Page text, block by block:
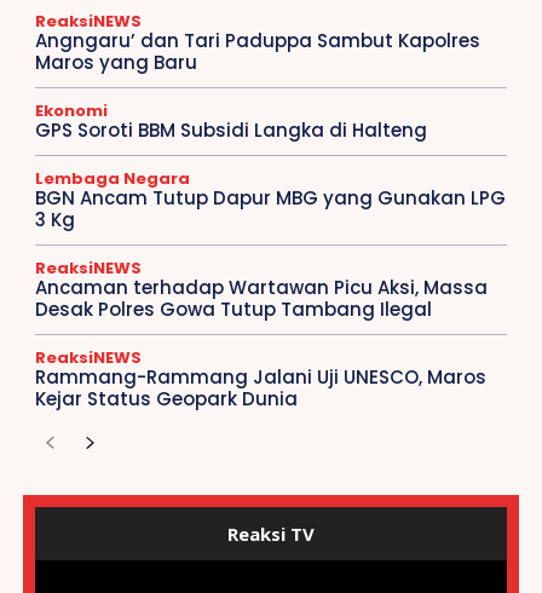
ReaksiNEWS
Angngaru’ dan Tari Paduppa Sambut Kapolres
Maros yang Baru
Ekonomi
GPS Soroti BBM Subsidi Langka di Halteng
Lembaga Negara
BGN Ancam Tutup Dapur MBG yang Gunakan LPG
3 Kg
ReaksiNEWS
Ancaman terhadap Wartawan Picu Aksi, Massa
Desak Polres Gowa Tutup Tambang Ilegal
ReaksiNEWS
Rammang-Rammang Jalani Uji UNESCO, Maros
Kejar Status Geopark Dunia
Reaksi TV